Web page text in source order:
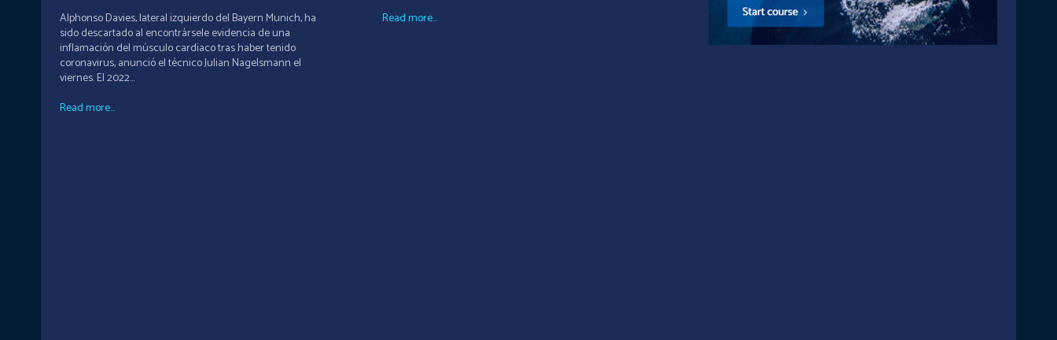
Alphonso Davies, lateral izquierdo del Bayern Munich, ha
sido descartado al encontrársele evidencia de una
inflamación del músculo cardiaco tras haber tenido
coronavirus, anunció el técnico Julian Nagelsmann el
viernes. El 2022...
Read more...
Read more...